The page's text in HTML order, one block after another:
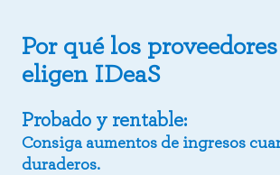
Por qué los
eligen IDeaS
Probado y rentable:
Consiga aumentos de ingresos
duraderos.